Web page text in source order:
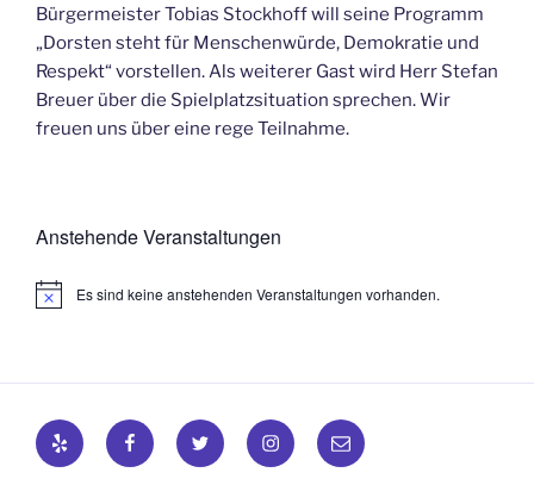
Bürgermeister Tobias Stockhoff will seine Programm
„Dorsten steht für Menschenwürde, Demokratie und
Respekt“ vorstellen. Als weiterer Gast wird Herr Stefan
Breuer über die Spielplatzsituation sprechen. Wir
freuen uns über eine rege Teilnahme.
Anstehende Veranstaltungen
H
e
Es sind keine anstehenden Veranstaltungen vorhanden.
Yelp FacebookTwitter Instagram
E-
Mail